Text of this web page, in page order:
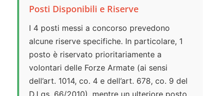
Posti Disponibili e Riserve
I 4 posti messi a concorso prevedono
alcune riserve specifiche. In particolare, 1
posto è riservato prioritariamente a
volontari delle Forze Armate (ai sensi
dell’art. 1014, co. 4 e dell’art. 678, co. 9 del